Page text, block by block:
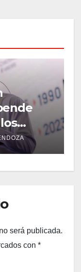
será publicada.
con *